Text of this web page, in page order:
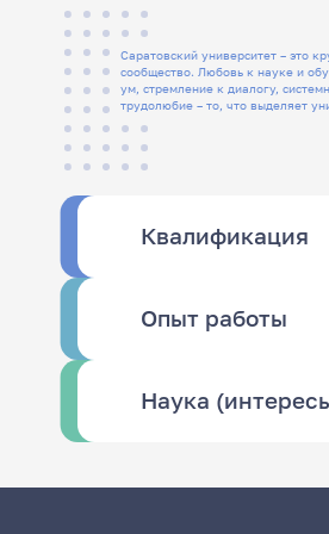
Саратовский университет – это
сообщество. Любовь к науке и
ум, стремление к диалогу, системность и
трудолюбие – то, что выделяет
Квалификация
Опыт работы
Наука